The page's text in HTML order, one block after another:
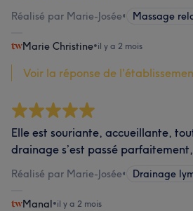
Réalisé par Marie-Josée• Massage
Marie Christine•il y a 2 mois
Voir la réponse de
Elle est souriante, accueillante,
drainage s’est passé parfaitement,
Réalisé par Marie-Josée• Drainage
Manal•il y a 2 mois